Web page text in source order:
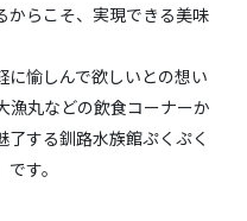
からこそ、実現できる美味
愉しんで欲しいとの想い
漁丸などの飲食コーナーか
する釧路水族館ぷくぷく
す。